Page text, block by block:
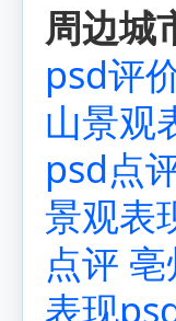
周边城
psd评
山景观
psd点
景观表
点评
表现